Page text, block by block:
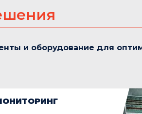
и оборудование для